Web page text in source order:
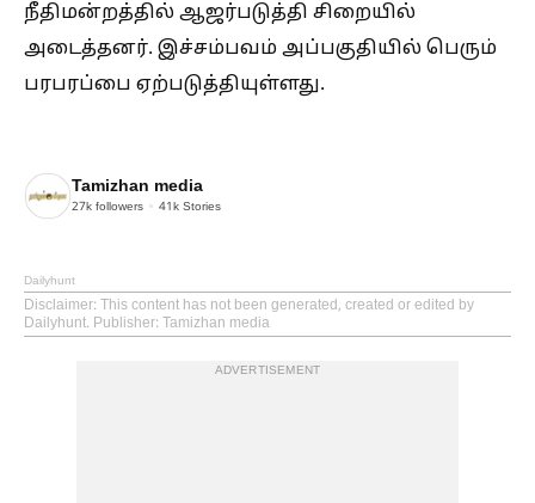
நீதிமன்றத்தில் ஆஜர்படுத்தி சிறையில்
அடைத்தனர். இச்சம்பவம் அப்பகுதியில் பெரும்
பரபரப்பை ஏற்படுத்தியுள்ளது.
Tamizhan media
27k followers 41k Stories
Dailyhunt
Disclaimer: This content has not been generated, created or edited by
Dailyhunt. Publisher: Tamizhan media
ADVERTISEMENT